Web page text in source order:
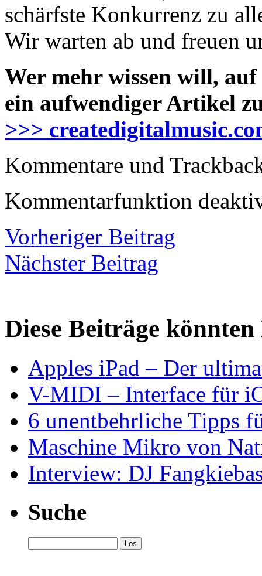
schärfste Konkurrenz zu
Wir warten ab und freuen
Wer mehr wissen will,
ein aufwendiger Artikel
>>>
Kommentare und
Kommentarfunktion
Vorheriger Beitrag
Nächster Beitrag
Diese Beiträge
Apples iPad – Der
V-MIDI – Interface für
6 unentbehrliche Tipps
Maschine Mikro von
Interview: DJ
Suche